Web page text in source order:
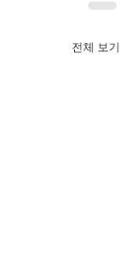
전체 보기